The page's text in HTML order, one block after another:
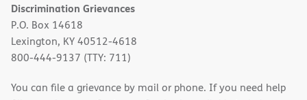
Discrimination Grievances
P.O. Box 14618
Lexington, KY 40512-4618
800-444-9137 (TTY: 711)
You can file a grievance by mail or phone. If you need help